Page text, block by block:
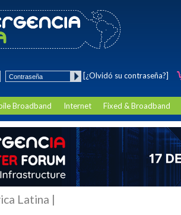
[¿Olvidó su contraseña?]
Broadband Internet Fixed & Broadband
Latina |